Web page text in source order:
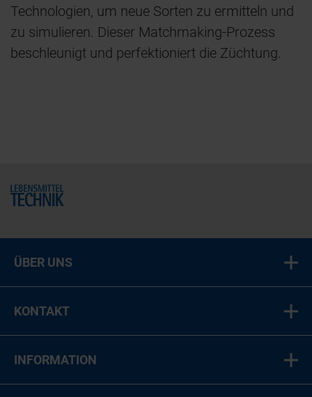
Technologien, um neue Sorten zu ermitteln und
zu simulieren. Dieser Matchmaking-Prozess
beschleunigt und perfektioniert die Züchtung.
Home
ÜBER UNS
KONTAKT
INFORMATION